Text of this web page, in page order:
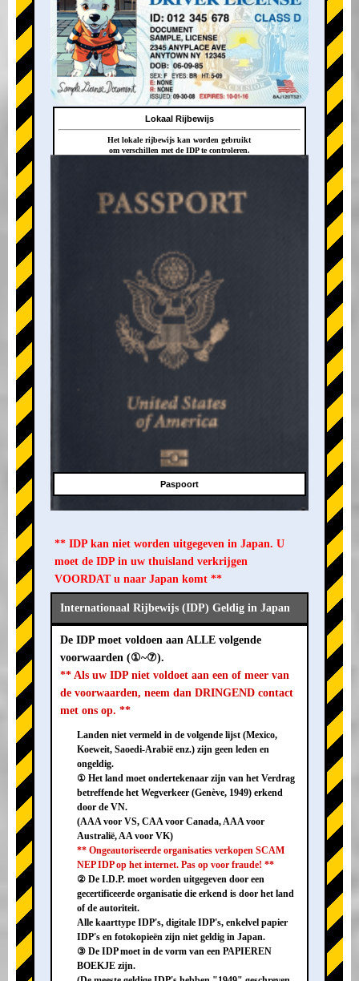
+
Lokaal Rijbewijs
Het lokale rijbewijs kan worden gebruikt
om verschillen met de IDP te controleren.
Paspoort
** IDP kan niet worden uitgegeven in Japan. U
moet de IDP in uw thuisland verkrijgen
VOORDAT u naar Japan komt **
Internationaal Rijbewijs (IDP) Geldig in Japan
De IDP moet voldoen aan ALLE volgende
voorwaarden (①~⑦).
** Als uw IDP niet voldoet aan een of meer van
de voorwaarden, neem dan DRINGEND contact
met ons op. **
Landen niet vermeld in de volgende lijst (Mexico,
Koeweit, Saoedi-Arabië enz.) zijn geen leden en
ongeldig.
① Het land moet ondertekenaar zijn van het Verdrag
betreffende het Wegverkeer (Genève, 1949) erkend
door de VN.
(AAA voor VS, CAA voor Canada, AAA voor
Australië, AA voor VK)
** Ongeautoriseerde organisaties verkopen SCAM
NEP IDP op het internet. Pas op voor fraude! **
② De I.D.P. moet worden uitgegeven door een
gecertificeerde organisatie die erkend is door het land
of de autoriteit.
Alle kaarttype IDP's, digitale IDP's, enkelvel papier
IDP's en fotokopieën zijn niet geldig in Japan.
③ De IDP moet in de vorm van een PAPIEREN
BOEKJE zijn.